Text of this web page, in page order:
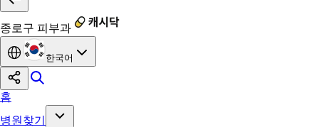
종로구 피부과
한국어
홈
병원찾기